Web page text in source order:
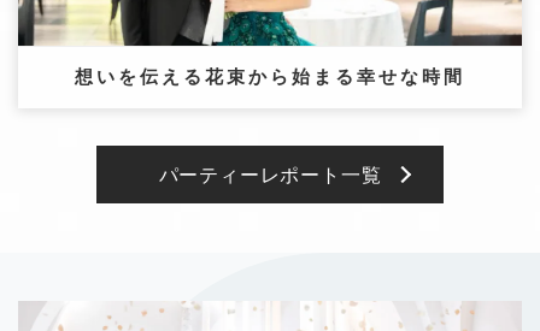
想いを伝える花束から始まる幸せな時間
パーティーレポート一覧